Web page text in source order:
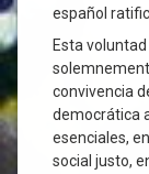
español
Esta
convivencia
democrática
esenciales,
social justo,